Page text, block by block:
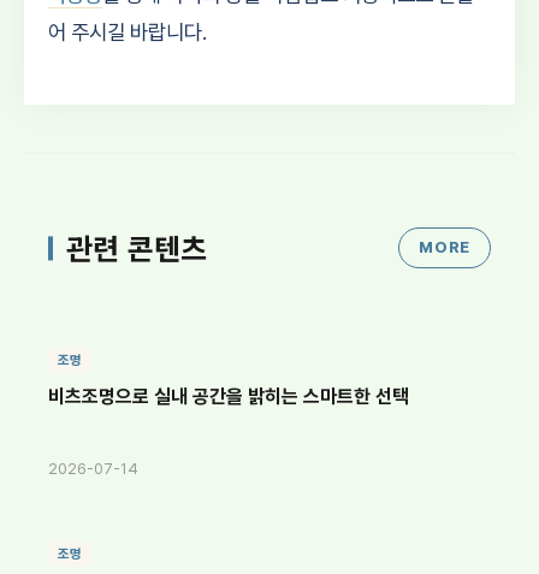
어 주시길 바랍니다.
관련 콘텐츠 MORE
조명
비츠조명으로 실내 공간을 밝히는 스마트한 선택
2026-07-14
조명